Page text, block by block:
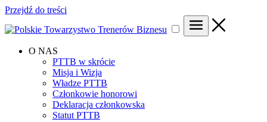
Przejdź do treści
O NAS
PTTB w skrócie
Misja i Wizja
Władze PTTB
Członkowie honorowi
Deklaracja członkowska
Statut PTTB